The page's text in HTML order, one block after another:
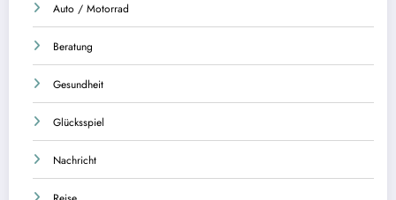
Auto / Motorrad
Beratung
Gesundheit
Glücksspiel
Nachricht